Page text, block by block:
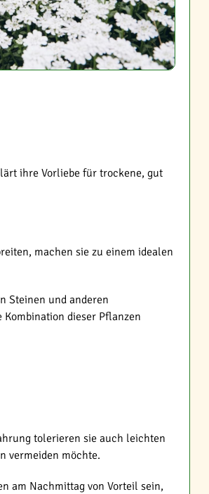
ihre Vorliebe für trockene, gut
machen sie zu einem idealen
Steinen und anderen
dieser Pflanzen
tolerieren sie auch leichten
vermeiden möchte.
am Nachmittag von Vorteil sein,